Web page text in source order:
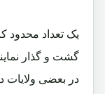
یک تعداد محدود
گشت و گذار
در بعضی ولایات